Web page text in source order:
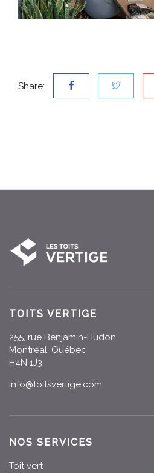
Share:
TOITS VERTIGE
255, rue Benjamin-Hudon
Montréal, Québec
H4N 1J3
info@toitsvertige.com
NOS SERVICES
Toit vert